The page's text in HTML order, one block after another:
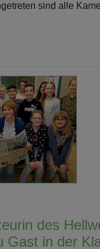
sind alle
des
Gast in der